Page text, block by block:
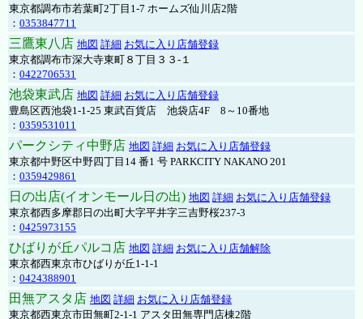
東京都調布市若葉町2丁目1-7 ホームズ仙川店2階
： 0353847711
三鷹東八店 地図 詳細 お気に入り店舗登録
東京都調布市深大寺東町８丁目３３-１
： 0422706531
池袋東武店 地図 詳細 お気に入り店舗登録
豊島区西池袋1-1-25 東武百貨店 池袋店4F 8～10番地
： 0359531011
パークシティ中野店 地図 詳細 お気に入り店舗登録
東京都中野区中野四丁目14 番1 号 PARKCITY NAKANO 201
： 0359429861
日の出店(イオンモール日の出) 地図 詳細 お気に入り店舗登録
東京都西多摩郡日の出町大字平井字三吉野桜237-3
： 0425973155
ひばりが丘パルコ店 地図 詳細 お気に入り店舗解除
東京都西東京市ひばりが丘1-1-1
： 0424388901
田無アスタ店 地図 詳細 お気に入り店舗登録
東京都西東京市田無町2-1-1 アスタ田無専門店棟2階